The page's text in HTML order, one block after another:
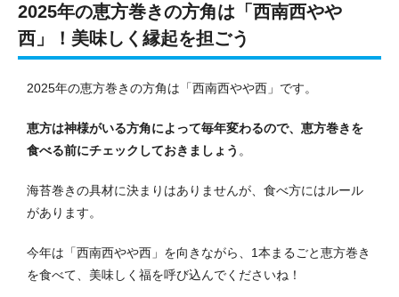
2025年の恵方巻きの方角は「西南西やや
西」！美味しく縁起を担ごう
2025年の恵方巻きの方角は「西南西やや西」です。
恵方は神様がいる方角によって毎年変わるので、恵方巻きを
食べる前にチェックしておきましょう 。
海苔巻きの具材に決まりはありませんが、食べ方にはルール
があります。
今年は「西南西やや西」を向きながら、1本まるごと恵方巻き
を食べて、美味しく福を呼び込んでくださいね！